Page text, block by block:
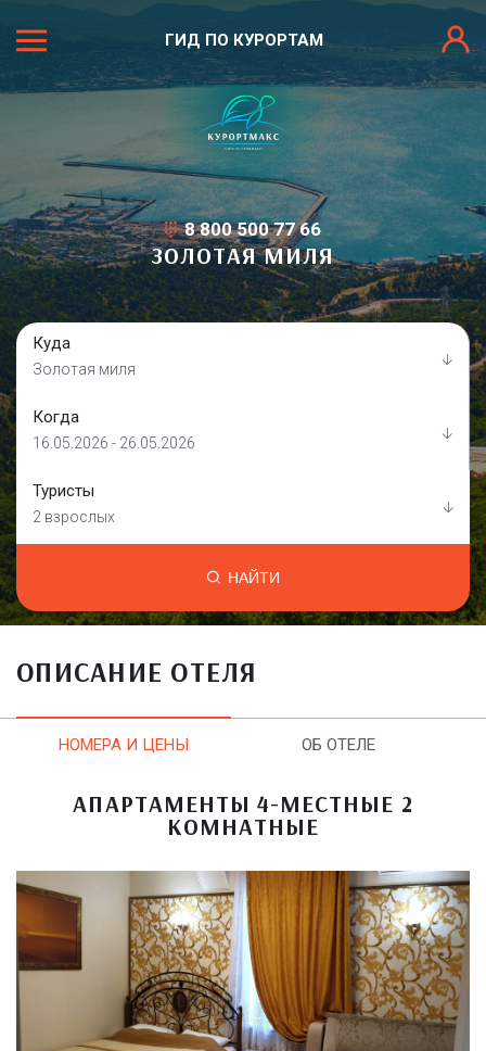
ГИД ПО КУРОРТАМ
8 800 500 77 66
ЗОЛОТАЯ МИЛЯ
Куда
Золотая миля
Когда
16.05.2026 - 26.05.2026
Туристы
2 взрослых
НАЙТИ
ОПИСАНИЕ ОТЕЛЯ
НОМЕРА И ЦЕНЫ ОБ ОТЕЛЕ
АПАРТАМЕНТЫ 4-МЕСТНЫЕ 2
КОМНАТНЫЕ